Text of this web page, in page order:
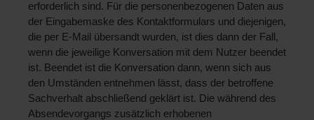
erforderlich sind. Für die personenbezogenen Daten aus
der Eingabemaske des Kontaktformulars und diejenigen,
die per E-Mail übersandt wurden, ist dies dann der Fall,
wenn die jeweilige Konversation mit dem Nutzer beendet
ist. Beendet ist die Konversation dann, wenn sich aus
den Umständen entnehmen lässt, dass der betroffene
Sachverhalt abschließend geklärt ist. Die während des
Absendevorgangs zusätzlich erhobenen